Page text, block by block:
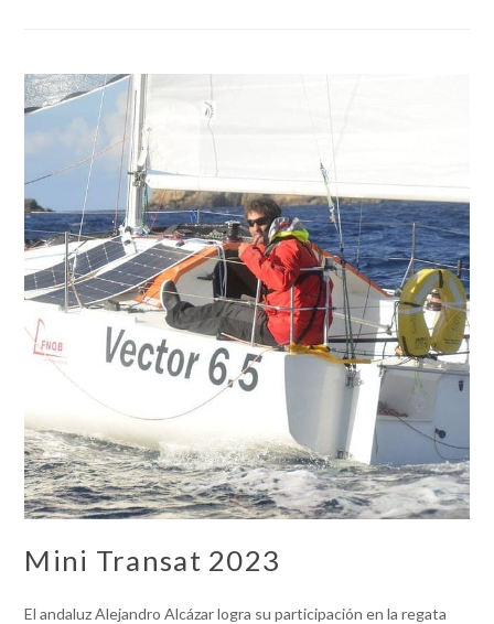
Mini Transat 2023
El andaluz Alejandro Alcázar logra su participación en la regata